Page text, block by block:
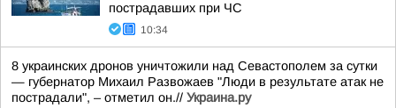
пострадавших при ЧС
10:34
8 украинских дронов уничтожили над Севастополем за сутки
— губернатор Михаил Развожаев "Люди в результате атак не
пострадали", – отметил он.// Украина.ру